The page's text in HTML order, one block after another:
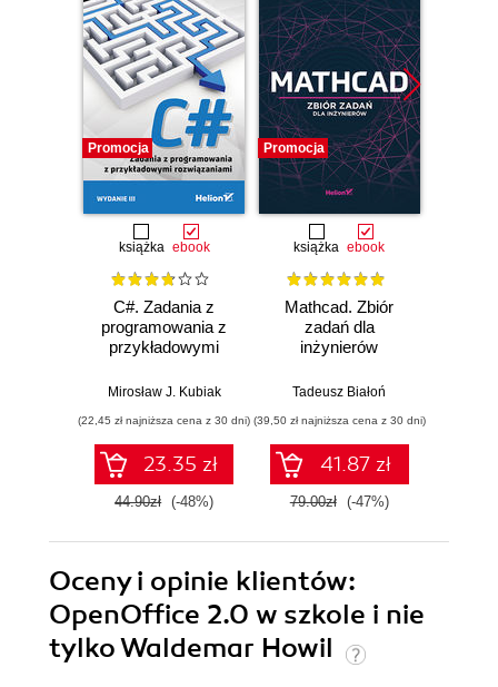
Promocja
książka ebook
C#. Zadania z
programowania z
przykładowymi
Wydanie III
Mirosław J. Kubiak
(22,45 zł najniższa cena z 30 dni)
23.35 zł
44.90zł (-48%)
Promocja
książka ebook
Mathcad. Zbiór
zadań dla
inżynierów
Tadeusz Białoń
(39,50 zł najniższa cena z 30 dni)
41.87 zł
79.00zł (-47%)
Oceny i opinie klientów:
OpenOffice 2.0 w szkole i nie
tylko Waldemar Howil